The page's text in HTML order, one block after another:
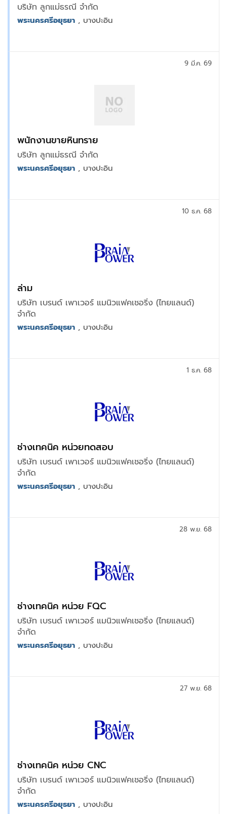
บริษัท ลูกแม่ธรณี จำกัด
พระนครศรีอยุธยา , บางปะอิน
พนักงานขายหินทราย
บริษัท ลูกแม่ธรณี จำกัด
9 มี.ค. 69
พระนครศรีอยุธยา , บางปะอิน
ล่าม
บริษัท เบรนด์ เพาเวอร์ แมนิวแฟคเชอริ่ง (ไทยแลนด์)
จำกัด
10 ธ.ค. 68
พระนครศรีอยุธยา , บางปะอิน
ช่างเทคนิค หน่วยทดสอบ
บริษัท เบรนด์ เพาเวอร์ แมนิวแฟคเชอริ่ง (ไทยแลนด์)
จำกัด
1 ธ.ค. 68
พระนครศรีอยุธยา , บางปะอิน
ช่างเทคนิค หน่วย FQC
บริษัท เบรนด์ เพาเวอร์ แมนิวแฟคเชอริ่ง (ไทยแลนด์)
จำกัด
28 พ.ย. 68
พระนครศรีอยุธยา , บางปะอิน
ช่างเทคนิค หน่วย CNC
บริษัท เบรนด์ เพาเวอร์ แมนิวแฟคเชอริ่ง (ไทยแลนด์)
จำกัด
27 พ.ย. 68
พระนครศรีอยุธยา , บางปะอิน